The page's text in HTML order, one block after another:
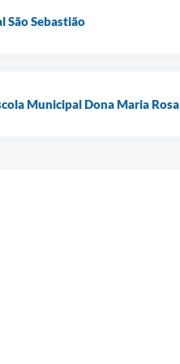
São Sebastião
Municipal Dona Maria Rosa